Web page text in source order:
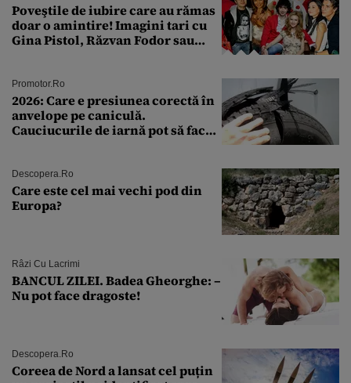
Poveştile de iubire care au rămas
doar o amintire! Imagini tari cu
Gina Pistol, Răzvan Fodor sau
Promotor.ro
2026: Care e presiunea corectă în
anvelope pe caniculă.
Cauciucurile de iarnă pot să facă
Descopera.ro
Care este cel mai vechi pod din
Europa?
Râzi Cu Lacrimi
BANCUL ZILEI. Badea Gheorghe: –
Nu pot face dragoste!
Descopera.ro
Coreea de Nord a lansat cel puțin